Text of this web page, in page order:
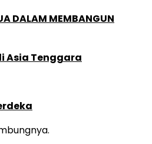
DALAM MEMBANGUN
Asia Tenggara